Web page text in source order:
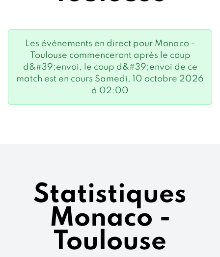
Les événements en direct pour Monaco -
Toulouse commenceront après le coup
d&#39;envoi, le coup d&#39;envoi de ce
match est en cours Samedi, 10 octobre 2026
à 02:00
Statistiques
Monaco -
Toulouse